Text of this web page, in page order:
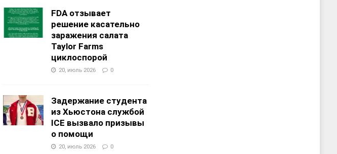
FDA отзывает
решение касательно
заражения салата
Taylor Farms
циклоспорой
20, июль 2026 0
Задержание студента
из Хьюстона службой
ICE вызвало призывы
о помощи
20, июль 2026 0